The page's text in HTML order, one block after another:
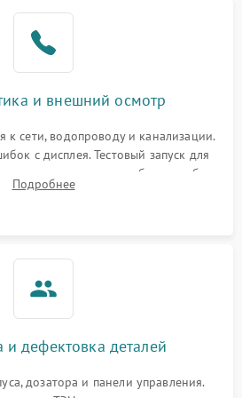
и внешний осмотр
к сети, водопроводу и канализации.
с дисплея. Тестовый запуск для
шумов, протечек или сбоев в работе
модуля управления.
Подробнее
и дефектовка деталей
дозатора и панели управления.